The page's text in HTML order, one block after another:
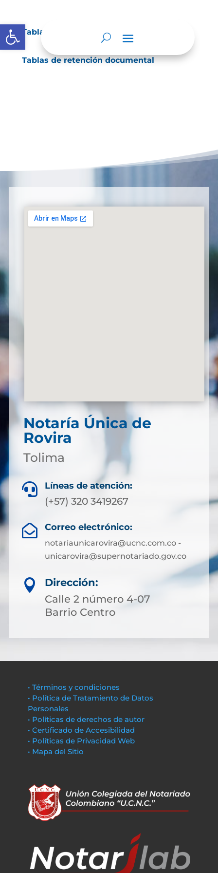
Abrir barra de herramientas
Tablas de retención documental
Tablas de retención documental
Notaría Única de
Rovira
Tolima
 Líneas de atención:
(+57) 320 3419267
 Correo electrónico:
notariaunicarovira@ucnc.com.co -
unicarovira@supernotariado.gov.co

Dirección:
Calle 2 número 4-07
Barrio Centro
• Términos y condiciones
• Política de Tratamiento de Datos
Personales
• Políticas de derechos de autor
• Certificado de Accesibilidad
• Políticas de Privacidad Web
• Mapa del Sitio